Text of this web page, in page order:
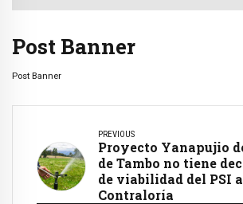
Post Banner
Post Banner
PREVIOUS
Proyecto Yanapujio
de Tambo no tiene
de viabilidad del PSI
Contraloría